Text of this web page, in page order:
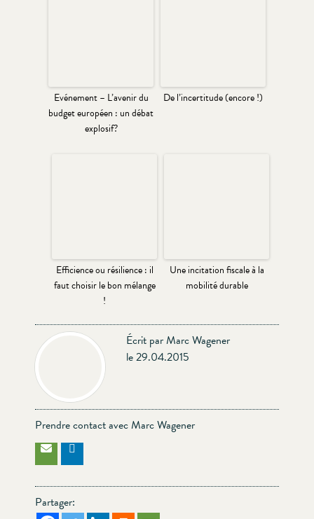
Evénement – L’avenir du
budget européen : un débat
explosif?
De l’incertitude (encore !)
Efficience ou résilience : il
faut choisir le bon mélange
!
Une incitation fiscale à la
mobilité durable
Écrit par Marc Wagener
le 29.04.2015
Prendre contact avec Marc Wagener
Partager: